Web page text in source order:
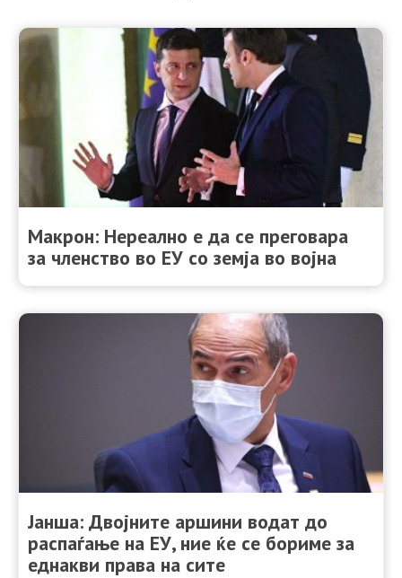
Макрон: Нереално е да се преговара
за членство во ЕУ со земја во војна
Јанша: Двојните аршини водат до
распаѓање на ЕУ, ние ќе се бориме за
еднакви права на сите